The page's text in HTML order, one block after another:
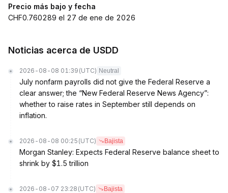
Precio más bajo y fecha
CHF0.760289 el 27 de ene de 2026
Noticias acerca de USDD
2026-08-08 01:39 (UTC) Neutral
July nonfarm payrolls did not give the Federal Reserve a
clear answer; the “New Federal Reserve News Agency”:
whether to raise rates in September still depends on
inflation.
2026-08-08 00:25 (UTC) Bajista
Morgan Stanley: Expects Federal Reserve balance sheet to
shrink by $1.5 trillion
2026-08-07 23:28 (UTC) Bajista